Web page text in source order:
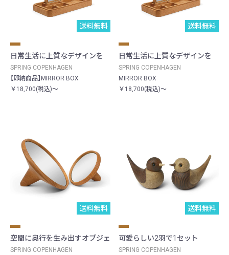
送料無料
日常生活に上質なデザインを
SPRING COPENHAGEN
【即納商品】MIRROR BOX
￥18,700(税込)～
送料無料
日常生活に上質なデザインを
SPRING COPENHAGEN
MIRROR BOX
￥18,700(税込)～
送料無料
空間に奥行を生み出すオブジェ
SPRING COPENHAGEN
送料無料
可愛らしい2羽で1セット
SPRING COPENHAGEN